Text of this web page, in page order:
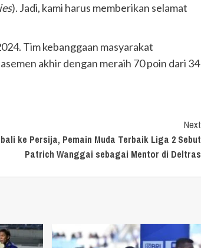
). Jadi, kami harus memberikan selamat
Tim kebanggaan masyarakat
akhir dengan meraih 70 poin dari 34
Next
ke Persija, Pemain Muda Terbaik Liga 2 Sebut
Patrich Wanggai sebagai Mentor di Deltras